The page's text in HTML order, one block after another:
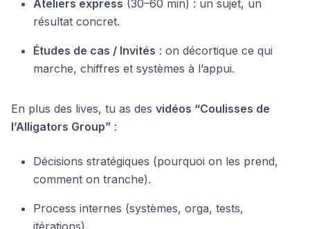
Ateliers express (30–60 min) : un sujet, un
résultat concret.
Études de cas / Invités : on décortique ce qui
marche, chiffres et systèmes à l’appui.
En plus des lives, tu as des vidéos “Coulisses de
l’Alligators Group” :
Décisions stratégiques (pourquoi on les prend,
comment on tranche).
Process internes (systèmes, orga, tests,
itérations).